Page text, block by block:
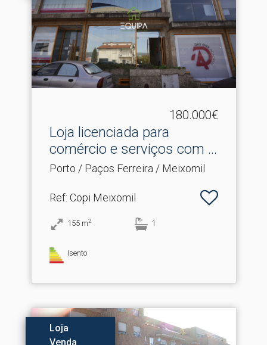
180.000€
Loja licenciada para
comércio e serviços com .​..
Porto / Paços Ferreira / Meixomil
Ref: Copi Meixomil
155 m2 1
Isento
Loja
Venda